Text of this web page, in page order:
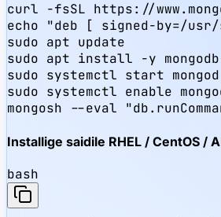
curl -fsSL https://
echo "deb [ signed-by=/
sudo apt update
sudo apt install -y
sudo systemctl start mongod
sudo systemctl enable
mongosh --eval
Installige saidile RHEL / CentOS /
bash